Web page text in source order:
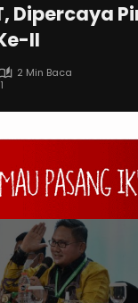
Dipercaya
II
2 Min Baca